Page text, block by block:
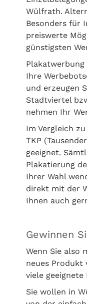
Wülfrath.
Besonders für
preiswerte
günstigsten
Ihre
und erzeugen
Stadtviertel
nehmen Ihr
Im Vergleich
TKP
geeignet.
Plakatierung
Ihrer Wahl
direkt mit der
Ihnen auch
Gewinnen
Wenn Sie also
neues
viele
Sie wollen in